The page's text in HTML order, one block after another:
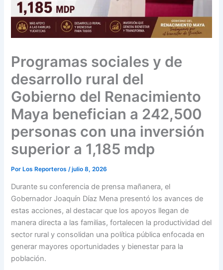
Programas sociales y de
desarrollo rural del
Gobierno del Renacimiento
Maya benefician a 242,500
personas con una inversión
superior a 1,185 mdp
PorLos Reporteros /julio 8, 2026
Durante su conferencia de prensa mañanera, el
Gobernador Joaquín Díaz Mena presentó los avances de
estas acciones, al destacar que los apoyos llegan de
manera directa a las familias, fortalecen la productividad del
sector rural y consolidan una política pública enfocada en
generar mayores oportunidades y bienestar para la
población.